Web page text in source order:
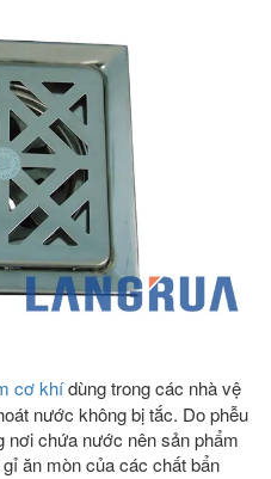
cơ khídùng trong các nhà vệ
nước không bị tắc. Do phễu
chứa nước nên sản phẩm
ăn mòn của các chất bẩn